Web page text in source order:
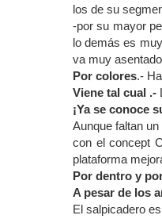
los de su
-por su mayor
lo demás es
va muy
Por colores.-
Viene tal cual .-
¡Ya se conoce
Aunque faltan
con el concept
plataforma
Por dentro y
A pesar de los
El salpicadero